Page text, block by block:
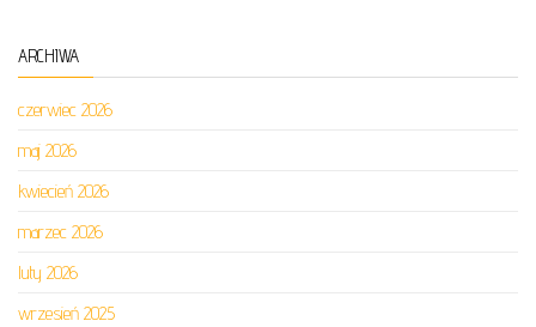
ARCHIWA
czerwiec 2026
maj 2026
kwiecień 2026
marzec 2026
luty 2026
wrzesień 2025